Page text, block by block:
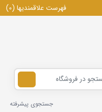
فهرست علاقمندیها (0)
جستجوی پیشرفته